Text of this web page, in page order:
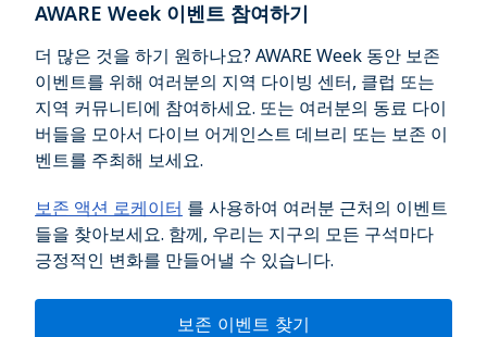
AWARE Week 이벤트 참여하기
더 많은 것을 하기 원하나요? AWARE Week 동안 보존
이벤트를 위해 여러분의 지역 다이빙 센터, 클럽 또는
지역 커뮤니티에 참여하세요. 또는 여러분의 동료 다이
버들을 모아서 다이브 어게인스트 데브리 또는 보존 이
벤트를 주최해 보세요.
보존 액션 로케이터 를 사용하여 여러분 근처의 이벤트
들을 찾아보세요. 함께, 우리는 지구의 모든 구석마다
긍정적인 변화를 만들어낼 수 있습니다.
보존 이벤트 찾기